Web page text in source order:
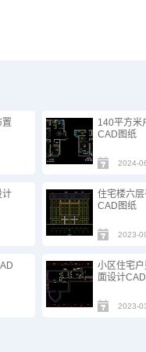
置
140平方米
CAD图纸
2024-
计
住宅楼六
CAD图纸
2023-
小区住宅
面设计
2023-